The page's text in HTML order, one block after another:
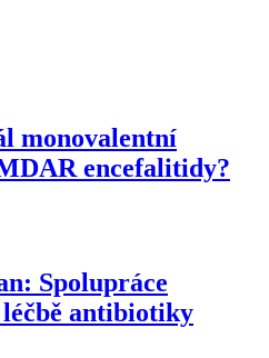
monovalentní
encefalitidy?
Spolupráce
antibiotiky